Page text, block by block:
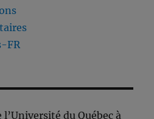
FR
l’Université du Québec à